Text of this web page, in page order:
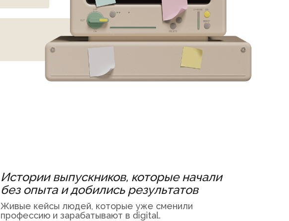
Живые кейсы людей, которые уже сменили
профессию и зарабатывают в digital.
Истории выпускников, которые начали
без опыта и добились результатов